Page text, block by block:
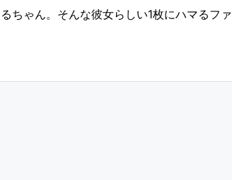
ちゃん。そんな彼女らしい1枚にハマるファ